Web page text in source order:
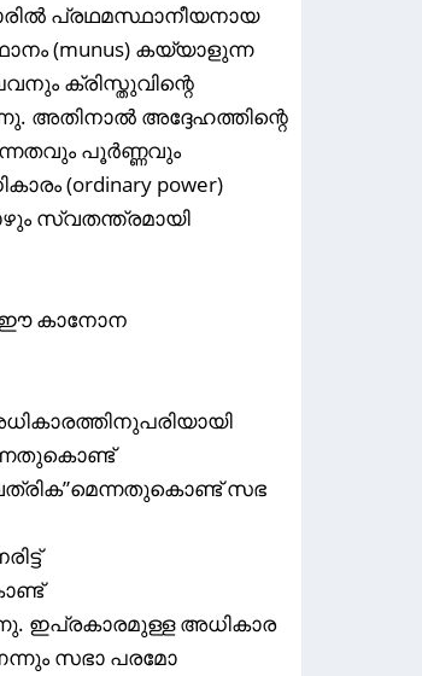
പ്രഥമസ്ഥാനീയനായ
(munus) കയ്യാളുന്ന
ക്രിസ്തുവിന്റെ
അതിനാൽ അദ്ദേഹത്തിന്റെ
പൂർണ്ണവും
(ordinary power)
സ്വതന്ത്രമായി
ഈ കാനോന
സഭ
ഇപ്രകാരമുള്ള അധികാര
സഭാ പരമോ